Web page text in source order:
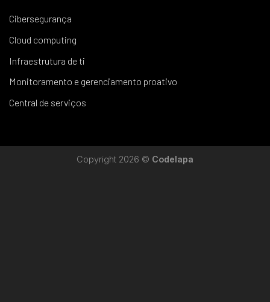
Cibersegurança
Cloud computing
Infraestrutura de ti
Monitoramento e gerenciamento proativo
Central de serviços
Copyright 2026 © Codelapa